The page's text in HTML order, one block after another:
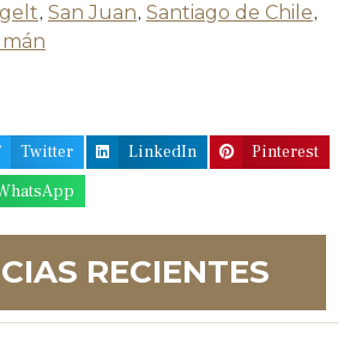
, San Juan, Santiago de Chile,
Twitter LinkedIn
Pinterest
RECIENTES